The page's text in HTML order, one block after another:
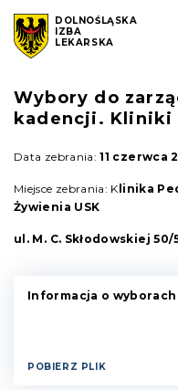
DOLNOŚLĄSKA
IZBA
LEKARSKA
Wybory do
kadencji. Kliniki
Data zebrania:11 czerwca
Miejsce zebrania: K linika
Żywienia USK
ul. M. C. Skłodowskiej 50/
Informacja o wyborach
POBIERZ PLIK